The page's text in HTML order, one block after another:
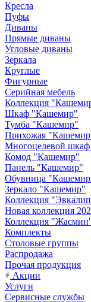
Кресла
Пуфы
Диваны
Прямые диваны
Угловые диваны
Зеркала
Круглые
Фигурные
Серийная мебель
Коллекция
Шкаф "Кашемир"
Тумба "Кашемир"
Прихожая
Многоцелевой
Комод "Кашемир"
Панель "Кашемир"
Обувница
Зеркало "Кашемир"
Коллекция
Новая коллекция
Коллекция
Комплекты
Столовые группы
Распродажа
Прочая продукция
Акции
Услуги
Сервисные службы